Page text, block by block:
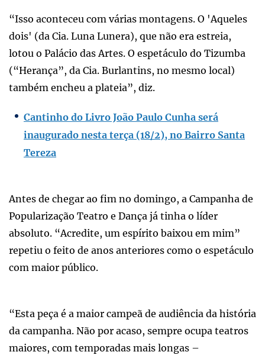
“Isso aconteceu com várias montagens. O 'Aqueles
dois' (da Cia. Luna Lunera), que não era estreia,
lotou o Palácio das Artes. O espetáculo do Tizumba
(“Herança”, da Cia. Burlantins, no mesmo local)
também encheu a plateia”, diz.
Cantinho do Livro João Paulo Cunha será
inaugurado nesta terça (18/2), no Bairro Santa
Tereza
Antes de chegar ao fim no domingo, a Campanha de
Popularização Teatro e Dança já tinha o líder
absoluto. “Acredite, um espírito baixou em mim”
repetiu o feito de anos anteriores como o espetáculo
com maior público.
“Esta peça é a maior campeã de audiência da história
da campanha. Não por acaso, sempre ocupa teatros
maiores, com temporadas mais longas –